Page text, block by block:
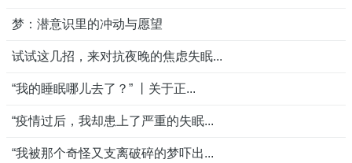
梦：潜意识里的冲动与愿望
试试这几招，来对抗夜晚的焦虑失眠...
“我的睡眠哪儿去了？” 丨关于正...
“疫情过后，我却患上了严重的失眠...
“我被那个奇怪又支离破碎的梦吓出...